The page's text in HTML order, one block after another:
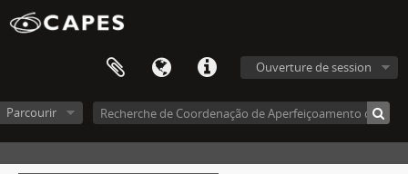
Ouverture de session
Parcourir